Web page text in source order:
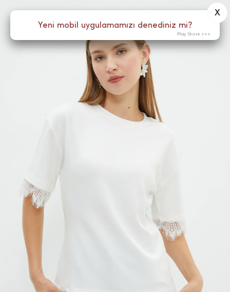
Menü
Yeni mobil uygulamamızı denediniz mi?
X
Play Store >>>